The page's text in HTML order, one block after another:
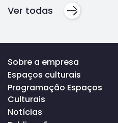
Ver todas
Voltar
ao
topo
da
página
Sobre a empresa
Espaços culturais
Programação Espaços
Culturais
Notícias